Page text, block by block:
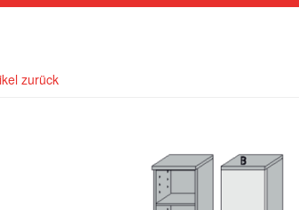
zurück